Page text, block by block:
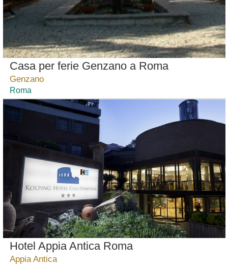
Casa per ferie Genzano a Roma
Genzano
Roma
Hotel Appia Antica Roma
Appia Antica